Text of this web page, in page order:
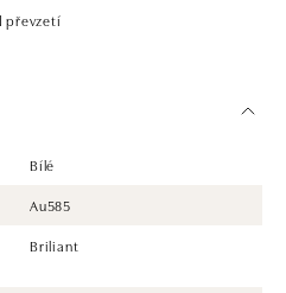
převzetí
Bílé
Au585
Briliant